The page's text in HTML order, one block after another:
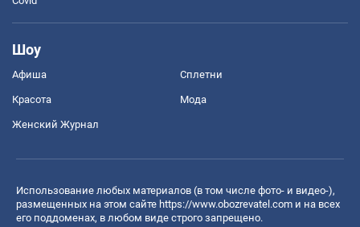
Шоу
Афиша Сплетни
Красота Мода
Женский Журнал
Использование любых материалов (в том числе фото- и видео-),
размещенных на этом сайте https://www.obozrevatel.com и на всех
его поддоменах, в любом виде строго запрещено.